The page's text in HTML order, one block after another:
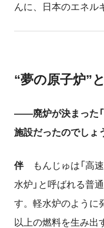
んに、日本のエネル
“夢の原子炉”
――廃炉が決まった「
施設だったのでしょ
伴もんじゅは「高速
水炉」と呼ばれる普
す。軽水炉のように
以上の燃料を生み出